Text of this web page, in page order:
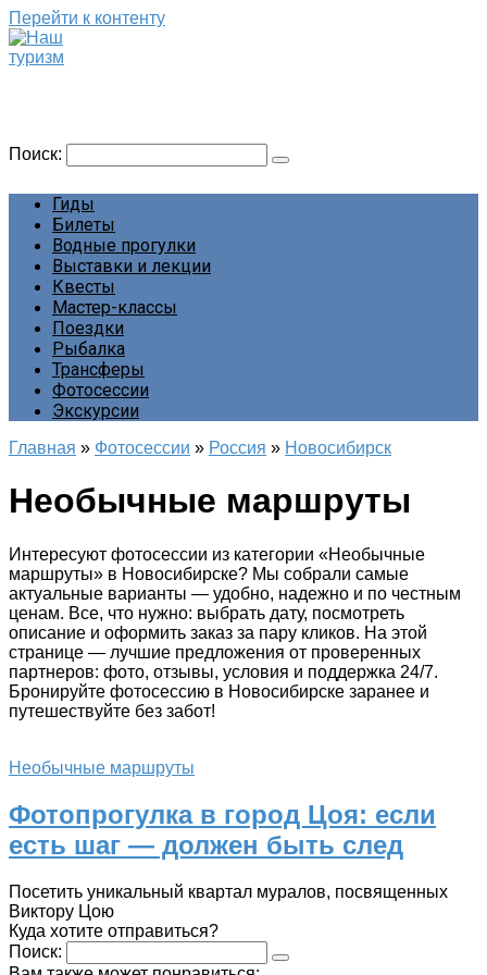
Перейти к контенту
Поиск:
Гиды
Билеты
Водные прогулки
Выставки и лекции
Квесты
Мастер-классы
Поездки
Рыбалка
Трансферы
Фотосессии
Экскурсии
Главная » Фотосессии » Россия » Новосибирск
Необычные маршруты
Интересуют фотосессии из категории «Необычные
маршруты» в Новосибирске? Мы собрали самые
актуальные варианты — удобно, надежно и по честным
ценам. Все, что нужно: выбрать дату, посмотреть
описание и оформить заказ за пару кликов. На этой
странице — лучшие предложения от проверенных
партнеров: фото, отзывы, условия и поддержка 24/7.
Бронируйте фотосессию в Новосибирске заранее и
путешествуйте без забот!
Необычные маршруты
Фотопрогулка в город Цоя: если
есть шаг — должен быть след
Посетить уникальный квартал муралов, посвященных
Виктору Цою
Куда хотите отправиться?
Поиск: